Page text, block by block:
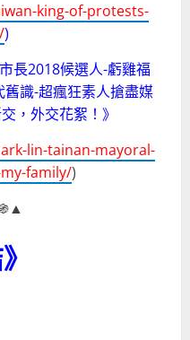
king-of-protests-
)
長2018候選人-虧雞福
舊識-超瘋狂素人搶盡媒
，外交花絮！》
lin-tainan-mayoral-
family/)